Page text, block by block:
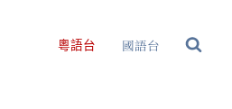
粵語台 國語台